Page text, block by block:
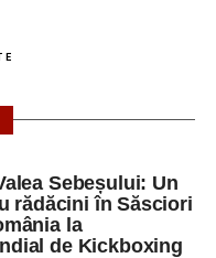
Sebeșului: Un
rădăcini în Săsciori
la
de Kickboxing